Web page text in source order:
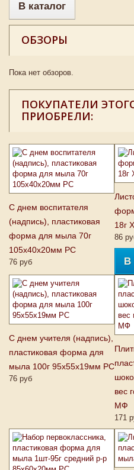
В каталог
ОБЗОРЫ
Пока нет обзоров.
ПОКУПАТЕЛИ
ПРИОБРЕЛИ:
С днем воспитателя
(надпись), пластиковая
форма для мыла 70г
105х40х20мм PC
76 руб
18г
86
В
С днем учителя (надпись),
пластиковая форма для
мыла 100г 95х55х19мм PC
76 руб
вес
МФ
171